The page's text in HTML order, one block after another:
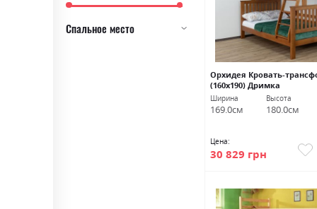
Орхидея Кровать-
(160х190) Дримка
Ширина
169.0см
Высота
180.0см
Цена:
30 829 грн
Спальное место